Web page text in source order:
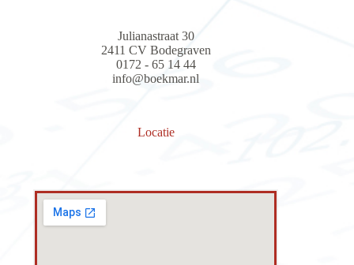
Julianastraat 30
2411 CV Bodegraven
0172 - 65 14 44
info@boekmar.nl
Locatie